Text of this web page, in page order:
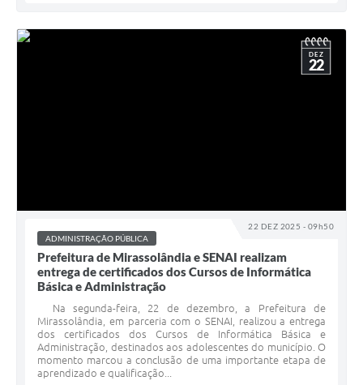
22 DEZ 2025 - 09h50
DEZ
22
ADMINISTRAÇÃO PÚBLICA
Prefeitura de Mirassolândia e SENAI realizam
entrega de certificados dos Cursos de Informática
Básica e Administração
Na segunda-feira, 22 de dezembro, a Prefeitura de
Mirassolândia, em parceria com o SENAI, realizou a entrega
dos certificados dos Cursos de Informática Básica e
Administração, destinados aos adolescentes do município. O
momento marcou a conclusão de uma importante etapa de
aprendizado e qualificação...